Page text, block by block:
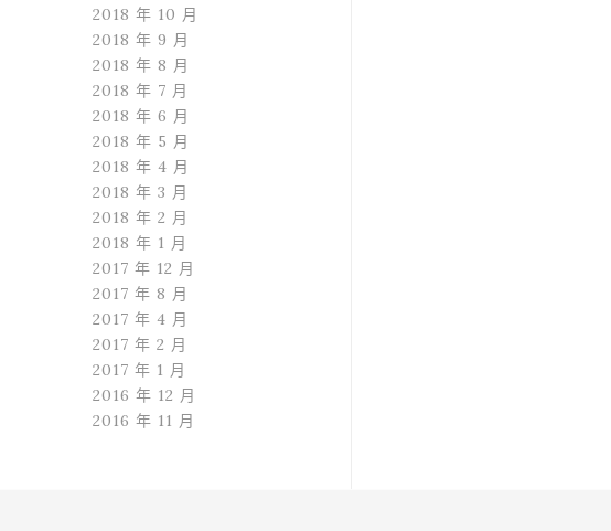
2018 年 10 月
2018 年 9 月
2018 年 8 月
2018 年 7 月
2018 年 6 月
2018 年 5 月
2018 年 4 月
2018 年 3 月
2018 年 2 月
2018 年 1 月
2017 年 12 月
2017 年 8 月
2017 年 4 月
2017 年 2 月
2017 年 1 月
2016 年 12 月
2016 年 11 月